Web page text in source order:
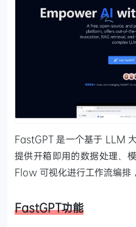
FastGPT 是一个基于 LLM
提供开箱即用的数据处理、
Flow 可视化进行工作流编排
FastGPT功能